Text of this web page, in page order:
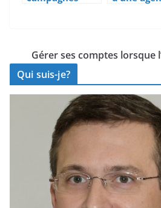
AdWords
performant
B2B
Gérer ses comptes lorsque
Qui suis-je?